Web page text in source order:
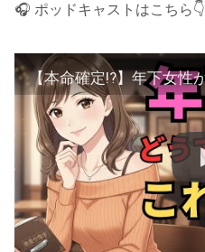
🎧️ ポッドキャストはこちら👇️